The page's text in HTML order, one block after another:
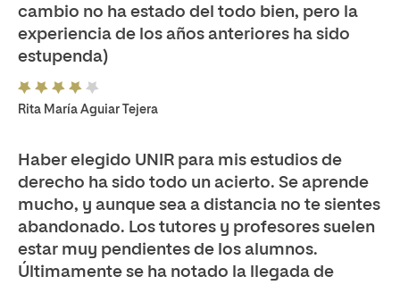
cambio no ha estado del todo bien, pero la
experiencia de los años anteriores ha sido
estupenda)
Rita María Aguiar Tejera
Haber elegido UNIR para mis estudios de
derecho ha sido todo un acierto. Se aprende
mucho, y aunque sea a distancia no te sientes
abandonado. Los tutores y profesores suelen
estar muy pendientes de los alumnos.
Últimamente se ha notado la llegada de